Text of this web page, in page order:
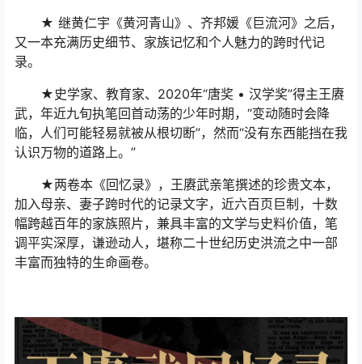
★ 继黄仁宇《黄河青山》、齐邦媛《巨流河》之后，
又一本充满历史细节、家族记忆和个人魅力的跨时代记
录。
★史学家、教育家、2020年“唐奖 • 汉学奖”得主王赓
武，年近九旬执笔回首动荡的少年时期，“变动随时会降
临，人们可能轻易就被从根切断”，然而“没有东西能挡在我
认识万物的道路上。”
★两卷本《回忆录》，王赓武亲笔撰述的珍贵文本，
加入母亲、妻子跨时代的记录文字，近六百页巨制，十数
幅跨越百年的家族照片，兼具丰富的文学与史料价值，笔
调平实深厚，谦逊动人，堪称二十世纪历史洪流之中一部
丰富而独特的生命画卷。